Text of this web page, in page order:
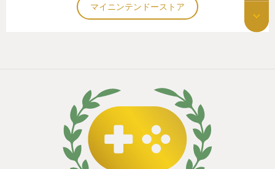
マイニンテンドーストア